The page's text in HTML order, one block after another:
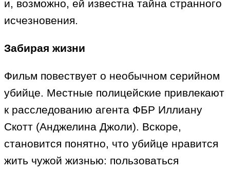
и, возможно, ей известна тайна странного
исчезновения.
Забирая жизни
Фильм повествует о необычном серийном
убийце. Местные полицейские привлекают
к расследованию агента ФБР Иллиану
Скотт (Анджелина Джоли). Вскоре,
становится понятно, что убийце нравится
жить чужой жизнью: пользоваться